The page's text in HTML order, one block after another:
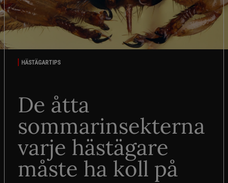
HÄSTÄGARTIPS
De åtta
sommarinsekterna
varje hästägare
måste ha koll på